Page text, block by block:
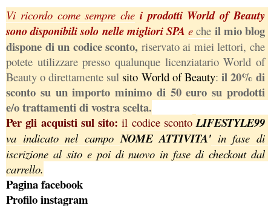
Vi ricordo come sempre che i prodotti World of Beauty
sono disponibili solo nelle migliori SPA e che il mio blog
dispone di un codice sconto, riservato ai miei lettori, che
potete utilizzare presso qualunque licenziatario World of
Beauty o direttamente sul sito World of Beauty: il 20% di
sconto su un importo minimo di 50 euro su prodotti
e/o trattamenti di vostra scelta.
Per gli acquisti sul sito: il codice sconto
va indicato nel campo NOME ATTIVITA' in fase di
iscrizione al sito e poi di nuovo in fase di checkout dal
carrello.
Pagina facebook
Profilo instagram